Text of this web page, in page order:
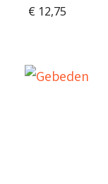
€ 12,75